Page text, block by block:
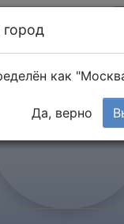
город
как
Да, верно